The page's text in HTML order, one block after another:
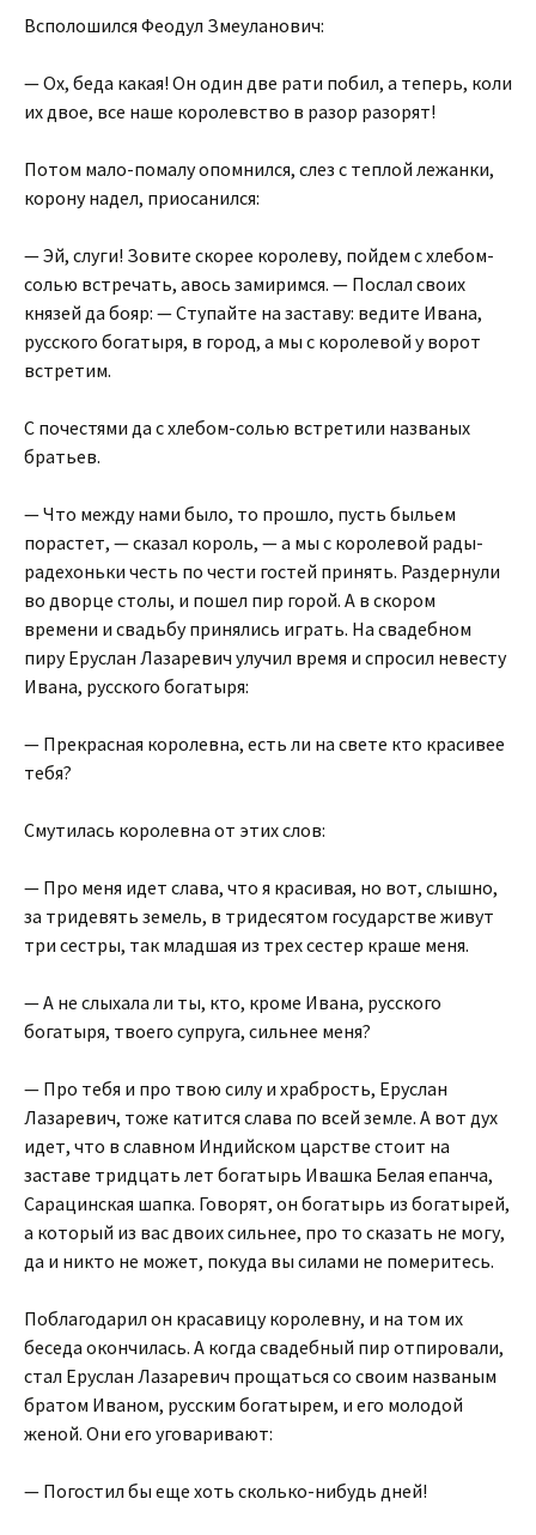
Всполошился Феодул Змеуланович:
— Ох, беда какая! Он один две рати побил, а теперь, коли
их двое, все наше королевство в разор разорят!
Потом мало-помалу опомнился, слез с теплой лежанки,
корону надел, приосанился:
— Эй, слуги! Зовите скорее королеву, пойдем с хлебом-
солью встречать, авось замиримся. — Послал своих
князей да бояр: — Ступайте на заставу: ведите Ивана,
русского богатыря, в город, а мы с королевой у ворот
встретим.
С почестями да с хлебом-солью встретили названых
братьев.
— Что между нами было, то прошло, пусть быльем
порастет, — сказал король, — а мы с королевой рады-
радехоньки честь по чести гостей принять. Раздернули
во дворце столы, и пошел пир горой. А в скором
времени и свадьбу принялись играть. На свадебном
пиру Еруслан Лазаревич улучил время и спросил невесту
Ивана, русского богатыря:
— Прекрасная королевна, есть ли на свете кто красивее
тебя?
Смутилась королевна от этих слов:
— Про меня идет слава, что я красивая, но вот, слышно,
за тридевять земель, в тридесятом государстве живут
три сестры, так младшая из трех сестер краше меня.
— А не слыхала ли ты, кто, кроме Ивана, русского
богатыря, твоего супруга, сильнее меня?
— Про тебя и про твою силу и храбрость, Еруслан
Лазаревич, тоже катится слава по всей земле. А вот дух
идет, что в славном Индийском царстве стоит на
заставе тридцать лет богатырь Ивашка Белая епанча,
Сарацинская шапка. Говорят, он богатырь из богатырей,
а который из вас двоих сильнее, про то сказать не могу,
да и никто не может, покуда вы силами не померитесь.
Поблагодарил он красавицу королевну, и на том их
беседа окончилась. А когда свадебный пир отпировали,
стал Еруслан Лазаревич прощаться со своим названым
братом Иваном, русским богатырем, и его молодой
женой. Они его уговаривают:
— Погостил бы еще хоть сколько-нибудь дней!